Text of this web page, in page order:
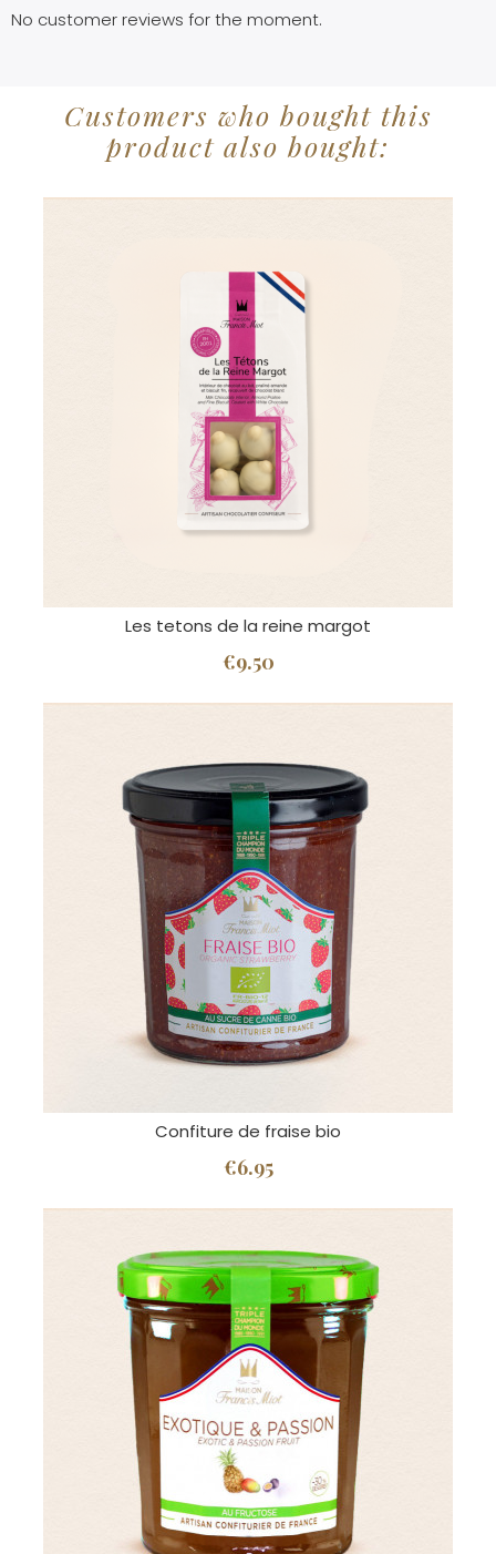
No customer reviews for the moment.
Customers who bought this
product also bought:
Les tetons de la reine margot
€9.50
Confiture de fraise bio
€6.95